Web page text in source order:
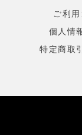
ご利
個人情
特定商取